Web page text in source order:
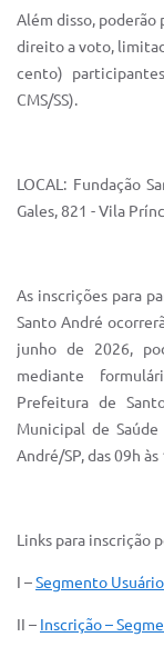
Sistema Colab
Além disso, poderão
direito a voto,
cento)
CMS/SS).
LOCAL: Fundação
Gales, 821 - Vila
As inscrições para
Santo André
junho de 2026,
mediante
Prefeitura de
Municipal de
André/SP, das 09h às
Links para inscrição
I –Segmento Usuário
II – Inscrição –